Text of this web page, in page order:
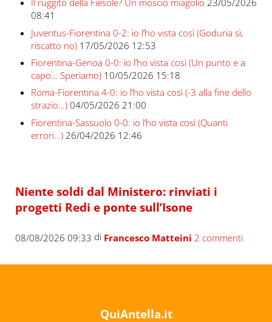
Il ruggito della Fiesole? Un moscio miagolio 23/05/2026
08:41
Juventus-Fiorentina 0-2: io l’ho vista così (Goduria sì,
riscatto no) 17/05/2026 12:53
Fiorentina-Genoa 0-0: io l’ho vista così (Un punto e a
capo… Speriamo) 10/05/2026 15:18
Roma-Fiorentina 4-0: io l’ho vista così (-3 alla fine dello
strazio…) 04/05/2026 21:00
Fiorentina-Sassuolo 0-0: io l’ho vista così (Quanti
errori…) 26/04/2026 12:46
Niente soldi dal Ministero: rinviati i
progetti Redi e ponte sull’Isone
08/08/2026 09:33 di Francesco Matteini 2 commenti
QuiAntella.it